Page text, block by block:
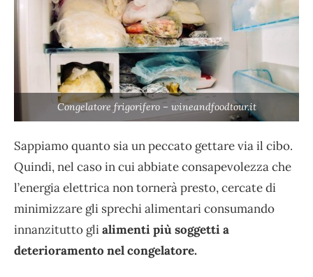
Congelatore frigorifero – wineandfoodtour.it
Sappiamo quanto sia un peccato gettare via il cibo.
Quindi, nel caso in cui abbiate consapevolezza che
l’energia elettrica non tornerà presto, cercate di
minimizzare gli sprechi alimentari consumando
innanzitutto glialimenti più soggetti a
deterioramento nel congelatore.